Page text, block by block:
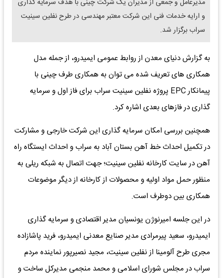
مدیرعامل و جمعی از مدیران یک شرکت چینی با هدف سرمایه گذاری
و ارایه خدمات فنی این شرکت معتبر مهندسی در طرح نفلین سینیت
سراب برگزار شد.
به گزارش دنیای معدن از روابط عمومی ایمیدرو، از جمله مدل
همکاری های تعریف شده می توان به همکاری طرف چینی با
پیمانکار EPC پروژه نفلین سینیت سراب برای فاز اول و سرمایه
گذاری در فازهای بعدی اشاره کرد.
همچنین بررسی امکان سرمایه گذاری این شرکت خارجی و مشارکت
در تکمیل احداث خط آهن بستان آباد به سراب و احداث ایستگاه راه
آهن در سایت کارخانه نفلین سینیت؛ جهت اتصال به شبکه ریلی به
منظور حمل مواد اولیه و محصولات از کارخانه از دیگر موضوعات
همکاری بین دوطرف است.
در این جلسه امیرنوژن یونسیان مدیر اقتصادی و سرمایه گذاری
ایمیدرو، سعید پیرمرادی مدیر صنایع معدنی ایمیدرو، فرید پاشازاده
مجری طرح آلومینا از نفلین سینیت، مجید نصیرپور نماینده مردم
سراب در مجلس شورای اسلامی و محمد منجمی مدیرکل ساخت و